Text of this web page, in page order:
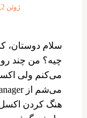
ژوئن 2, 2025 در 12:37 ب.ظ
سلام
چیه؟ من چند
می‌کنم ولی
هنگ کردن